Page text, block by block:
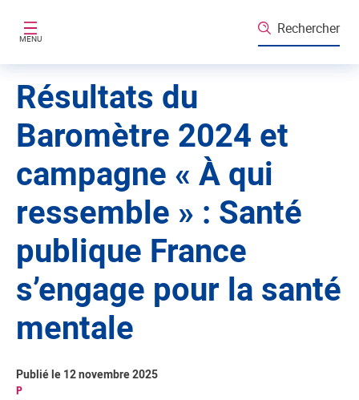
MENU
Rechercher
Résultats du
Baromètre 2024 et
campagne « À qui
ressemble » : Santé
publique France
s’engage pour la santé
mentale
P
Publié le 12 novembre 2025